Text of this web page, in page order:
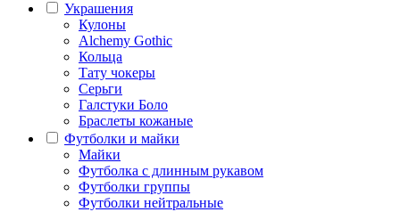
Украшения
Кулоны
Alchemy Gothic
Кольца
Тату чокеры
Серьги
Галстуки Боло
Браслеты кожаные
Футболки и майки
Майки
Футболка с длинным рукавом
Футболки группы
Футболки нейтральные